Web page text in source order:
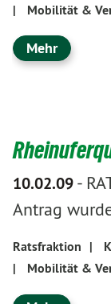
|
Mobilität &
Mehr
10.02.09-
Antrag
Ratsfraktion |
|
Mobilität &